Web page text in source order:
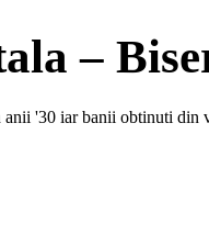
–
anii '30 iar banii obtinuti